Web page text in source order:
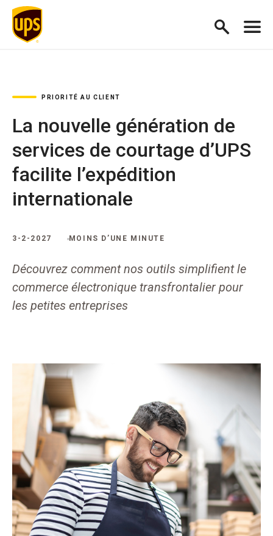
PRIORITÉ AU CLIENT
La nouvelle génération de
services de courtage d’UPS
facilite l’expédition
internationale
3-2-2027 MOINS D’UNE MINUTE
Découvrez comment nos outils simplifient le
commerce électronique transfrontalier pour
les petites entreprises